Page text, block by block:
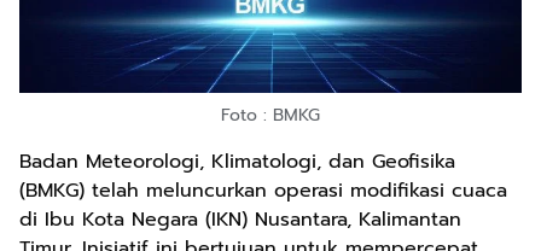
Foto : BMKG
Badan Meteorologi, Klimatologi, dan Geofisika
(BMKG) telah meluncurkan operasi modifikasi cuaca
di Ibu Kota Negara (IKN) Nusantara, Kalimantan